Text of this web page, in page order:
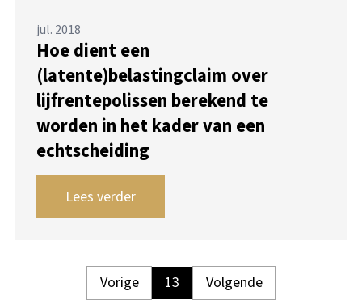
jul. 2018
Hoe dient een
(latente)belastingclaim over
lijfrentepolissen berekend te
worden in het kader van een
echtscheiding
Lees verder
Vorige 13 Volgende